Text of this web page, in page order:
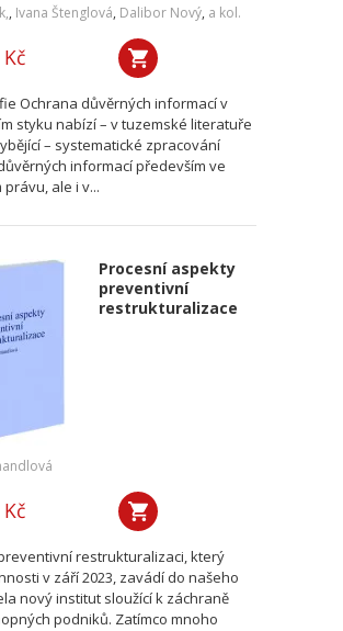
, Ivana Štenglová, Dalibor Nový, a kol.
Ochrana důvěrných informací v
styku nabízí – v tuzemské literatuře
– systematické zpracování
informací především ve
právu, ale i v...
Procesní aspekty
preventivní
restrukturalizace
restrukturalizaci, který
v září 2023, zavádí do našeho
nový institut sloužící k záchraně
podniků. Zatímco mnoho